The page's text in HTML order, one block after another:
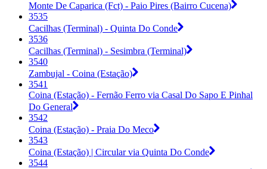
Monte De Caparica (Fct) - Paio Pires (Bairro Cucena)
3535
Cacilhas (Terminal) - Quinta Do Conde
3536
Cacilhas (Terminal) - Sesimbra (Terminal)
3540
Zambujal - Coina (Estação)
3541
Coina (Estação) - Fernão Ferro via Casal Do Sapo E Pinhal
Do General
3542
Coina (Estação) - Praia Do Meco
3543
Coina (Estação) | Circular via Quinta Do Conde
3544